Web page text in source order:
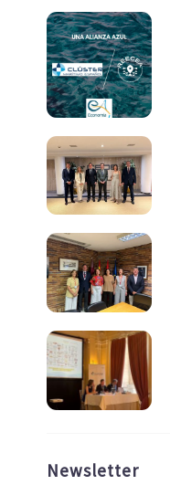
Newsletter